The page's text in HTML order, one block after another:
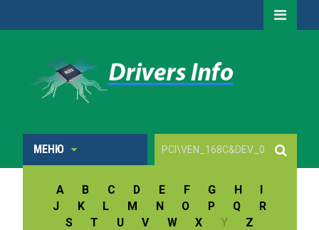
МЕНЮ
A B C D E F G H
I
J
K L M N O P Q
R
S
T U V W X Y Z